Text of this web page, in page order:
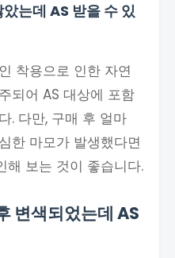
는데 AS 받을 수 있
착용으로 인한 자연
되어 AS 대상에 포함
. 다만, 구매 후 얼마
한 마모가 발생했다면
해 보는 것이 좋습니다.
변색되었는데 AS